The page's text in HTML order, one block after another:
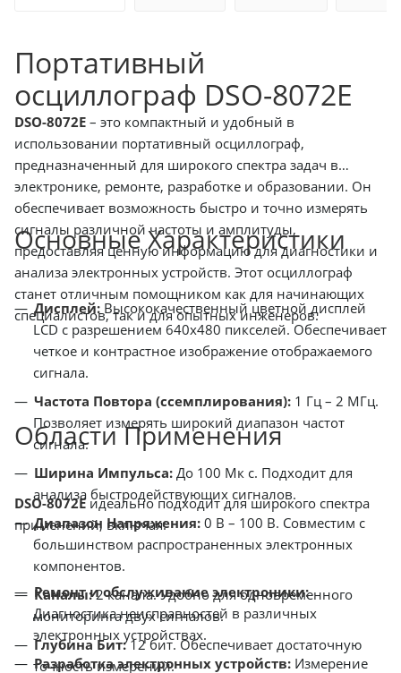
Портативный
осциллограф DSO-8072E
DSO-8072E – это компактный и удобный в
использовании портативный осциллограф,
предназначенный для широкого спектра задач в
электронике, ремонте, разработке и образовании. Он
обеспечивает возможность быстро и точно измерять
сигналы различной частоты и амплитуды,
предоставляя ценную информацию для диагностики и
анализа электронных устройств. Этот осциллограф
станет отличным помощником как для начинающих
специалистов, так и для опытных инженеров.
Основные Характеристики
Дисплей: Высококачественный цветной дисплей
LCD с разрешением 640x480 пикселей. Обеспечивает
четкое и контрастное изображение отображаемого
сигнала.
Частота Повтора (ссемплирования): 1 Гц – 2 МГц.
Позволяет измерять широкий диапазон частот
сигнала.
Ширина Импульса: До 100 Мк с. Подходит для
анализа быстродействующих сигналов.
Диапазон Напряжения: 0 В – 100 В. Совместим с
большинством распространенных электронных
компонентов.
Каналы:2 канала. Удобно для одновременного
мониторинга двух сигналов.
Глубина Бит:12 бит. Обеспечивает достаточную
точность измерений.
Области Применения
DSO-8072Eидеально подходит для широкого спектра
применений, включая:
Ремонт и обслуживание электроники:
Диагностика неисправностей в различных
электронных устройствах.
Разработка электронных устройств: Измерение